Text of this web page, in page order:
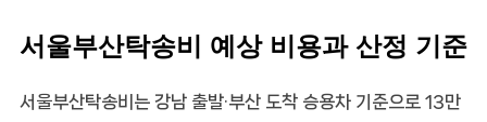
서울부산탁송비 예상 비용과 산정 기준
서울부산탁송비 는 강남 출발·부산 도착 승용차 기준으로 13만